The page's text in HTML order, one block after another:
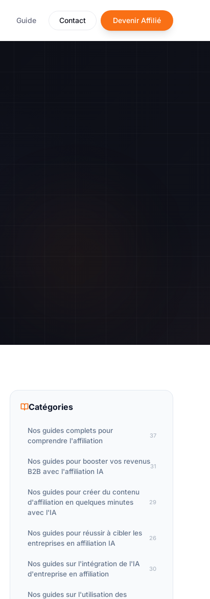
Guide Contact Devenir Affilié
Catégories
Nos guides complets pour
comprendre l'affiliation
37
Nos guides pour booster vos revenus
B2B avec l'affiliation IA
31
Nos guides pour créer du contenu
d'affiliation en quelques minutes
avec l'IA
29
Nos guides pour réussir à cibler les
entreprises en affiliation IA
26
Nos guides sur l'intégration de l'IA
d'entreprise en affiliation
30
Nos guides sur l'utilisation des